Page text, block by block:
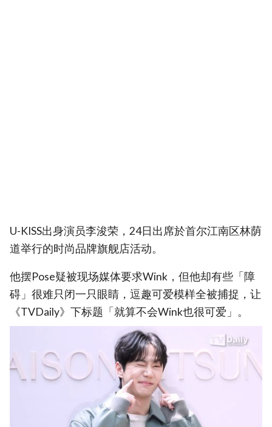
U-KISS出身演员李浚荣，24日出席於首尔江南区林荫
道举行的时尚品牌旗舰店活动。
他摆Pose疑被现场媒体要求Wink，但他却有些「障
碍」很难只闭一只眼睛，逗趣可爱模样全被捕捉，让
《TVDaily》下标题「就算不会Wink也很可爱」。